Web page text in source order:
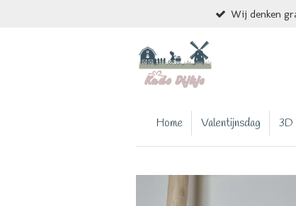
Wij denken
Home Valentijnsdag 3D